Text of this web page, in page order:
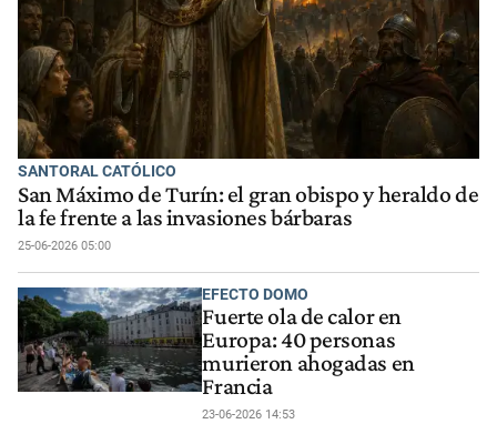
SANTORAL CATÓLICO
San Máximo de Turín: el gran obispo y heraldo de
la fe frente a las invasiones bárbaras
25-06-2026 05:00
EFECTO DOMO
Fuerte ola de calor en
Europa: 40 personas
murieron ahogadas en
Francia
23-06-2026 14:53